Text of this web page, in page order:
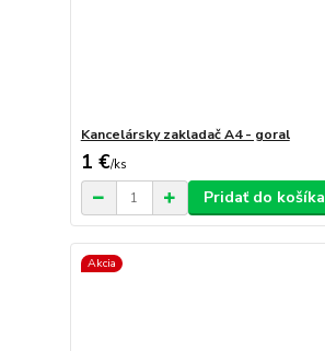
Kancelársky zakladač A4 - goral
1 €/ks
Pridať do košíka
Akcia